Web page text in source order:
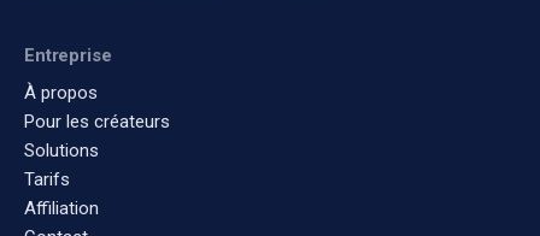
Entreprise
À propos
Pour les créateurs
Solutions
Tarifs
Affiliation